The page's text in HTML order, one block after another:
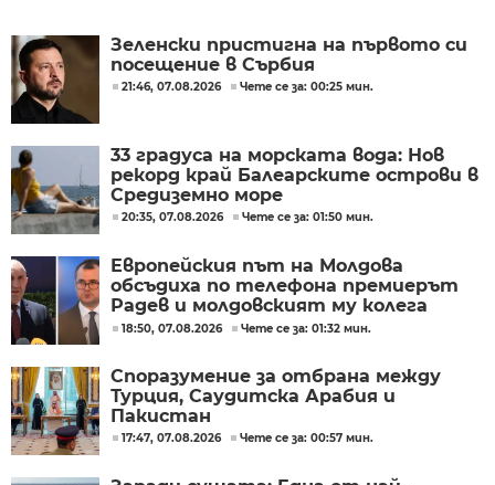
Зеленски пристигна на първото си
посещение в Сърбия
21:46, 07.08.2026 Чете се за: 00:25 мин.
33 градуса на морската вода: Нов
рекорд край Балеарските острови в
Средиземно море
20:35, 07.08.2026 Чете се за: 01:50 мин.
Европейския път на Молдова
обсъдиха по телефона премиерът
Радев и молдовският му колега
Тофан
18:50, 07.08.2026 Чете се за: 01:32 мин.
Споразумение за отбрана между
Турция, Саудитска Арабия и
Пакистан
17:47, 07.08.2026 Чете се за: 00:57 мин.